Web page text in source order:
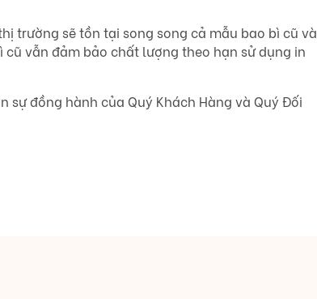
trường sẽ tồn tại song song cả mẫu bao bì cũ và
vẫn đảm bảo chất lượng theo hạn sử dụng in
đồng hành của Quý Khách Hàng và Quý Đối